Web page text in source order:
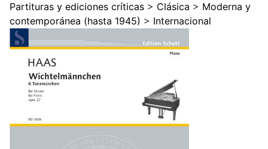
Partituras y ediciones críticas > Clásica > Moderna y
contemporánea (hasta 1945) > Internacional